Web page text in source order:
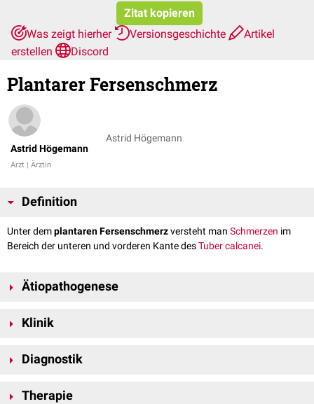
Zitat kopieren
Was zeigt hierher
Versionsgeschichte
Artikel
erstellen
Discord
Plantarer Fersenschmerz
Astrid Högemann
Arzt | Ärztin
Astrid Högemann
Definition
Unter demplantaren Fersenschmerzversteht man Schmerzen im
Bereich der unteren und vorderen Kante desTuber calcanei.
Ätiopathogenese
Plantarfaszie
Schmerzen hervorruft.
Klinik
einer verminderten Belastbarkeit, ggf. auch zur
Diagnostik
Klinische Untersuchung
Therapie